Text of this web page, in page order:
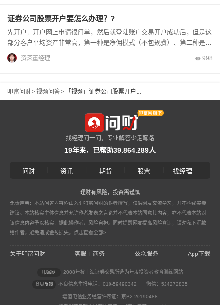
证券公司股票开户要怎么办理？?
先开户，开户网上申请很简单，然后就登陆账户交易开户成功后，但是这
部分客户平均资产非常高，第一种是净佣模式（不包规费）、第二种是全
佣模式（包规费），因为有人工审核那一部分，风险...
资深董经理 998
叩富问财>视频问答> 「视频」证券公司股票开户怎么办理？_叩富网
找经理问一问，专业解答少走弯路
19年来，已帮助39,864,289人
问财 资讯 期货 股票 找经理
理财有风险，投资需谨慎
免责声明：本站问答内容均由入驻叩富问财的作者撰写，仅供网友交流学习，并不构成买卖
建议。本站核实主体信息并允许作者发表之言论并不代表本站同意其内容，亦不代表本站对
该信息内容予以核实，据此操作者，风险自担。同时提醒网友提高风险意识，请勿私下汇款
给作者，避免造成金钱损失。 点击查看全部>
关于叩富问财 客服 商务 公众服务 App下载
叩富网 2008年被上海证券交易所选为年度投资者教育训练网站
意见反馈 不良信息举报电话：010-59490342 微信：524272835
增值电信业务经营许可证：京B2-20190488